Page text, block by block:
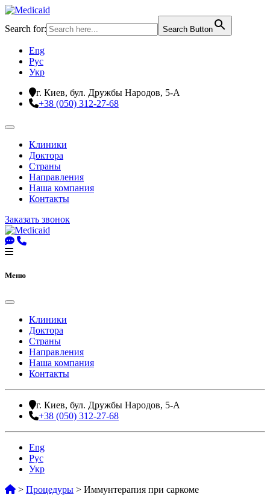
Search for: Search Button
Eng
Рус
Укр
г. Киев, бул. Дружбы Народов, 5-А
+38 (050) 312-27-68
Клиники
Доктора
Страны
Направления
Наша компания
Контакты
Заказать звонок
Меню
Клиники
Доктора
Страны
Направления
Наша компания
Контакты
г. Киев, бул. Дружбы Народов, 5-А
+38 (050) 312-27-68
Eng
Рус
Укр
> Процедуры > Иммунтерапия при саркоме